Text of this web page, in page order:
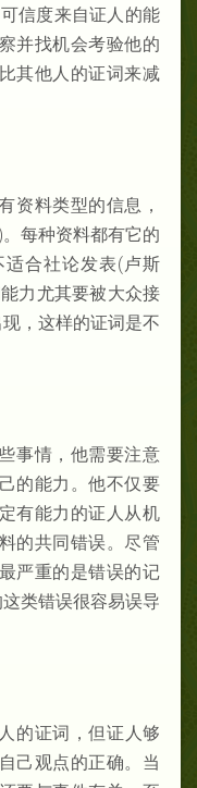
信度来自证 人的能
察并找机会考验他的
其他人的证词来减
资料类型的信息，
。每种资料都有它的
适合社论发表(卢斯
能力尤其要被大众接
现， 这样的证词是不
事情，他需要注意
的能力。他不仅要
有能力的证人 从机
料的共同错误。 尽管
严重的是错误的记
这类错误很容易误导
人的证词，但证 人够
己观点的正确。 当